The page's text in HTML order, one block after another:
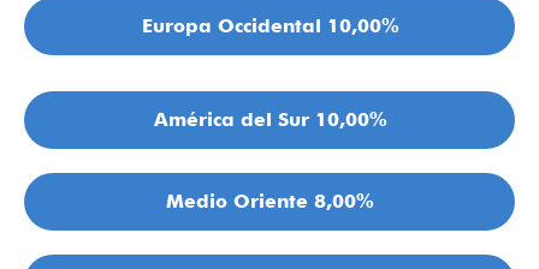
Europa Occidental 10,00%
América del Sur 10,00%
Medio Oriente 8,00%